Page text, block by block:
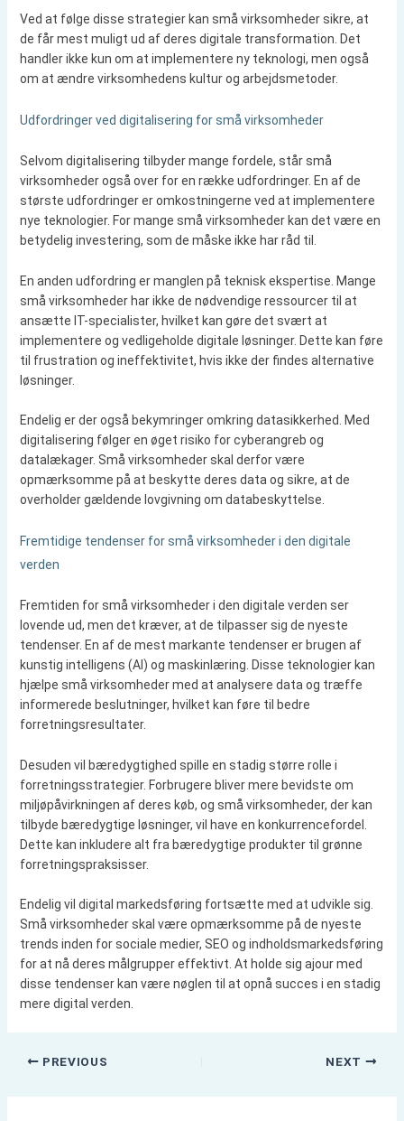
Ved at følge disse strategier kan små virksomheder sikre, at
de får mest muligt ud af deres digitale transformation. Det
handler ikke kun om at implementere ny teknologi, men også
om at ændre virksomhedens kultur og arbejdsmetoder.
Udfordringer ved digitalisering for små virksomheder
Selvom digitalisering tilbyder mange fordele, står små
virksomheder også over for en række udfordringer. En af de
største udfordringer er omkostningerne ved at implementere
nye teknologier. For mange små virksomheder kan det være en
betydelig investering, som de måske ikke har råd til.
En anden udfordring er manglen på teknisk ekspertise. Mange
små virksomheder har ikke de nødvendige ressourcer til at
ansætte IT-specialister, hvilket kan gøre det svært at
implementere og vedligeholde digitale løsninger. Dette kan føre
til frustration og ineffektivitet, hvis ikke der findes alternative
løsninger.
Endelig er der også bekymringer omkring datasikkerhed. Med
digitalisering følger en øget risiko for cyberangreb og
datalækager. Små virksomheder skal derfor være
opmærksomme på at beskytte deres data og sikre, at de
overholder gældende lovgivning om databeskyttelse.
Fremtidige tendenser for små virksomheder i den digitale
verden
Fremtiden for små virksomheder i den digitale verden ser
lovende ud, men det kræver, at de tilpasser sig de nyeste
tendenser. En af de mest markante tendenser er brugen af
kunstig intelligens (AI) og maskinlæring. Disse teknologier kan
hjælpe små virksomheder med at analysere data og træffe
informerede beslutninger, hvilket kan føre til bedre
forretningsresultater.
Desuden vil bæredygtighed spille en stadig større rolle i
forretningsstrategier. Forbrugere bliver mere bevidste om
miljøpåvirkningen af deres køb, og små virksomheder, der kan
tilbyde bæredygtige løsninger, vil have en konkurrencefordel.
Dette kan inkludere alt fra bæredygtige produkter til grønne
forretningspraksisser.
Endelig vil digital markedsføring fortsætte med at udvikle sig.
Små virksomheder skal være opmærksomme på de nyeste
trends inden for sociale medier, SEO og indholdsmarkedsføring
for at nå deres målgrupper effektivt. At holde sig ajour med
disse tendenser kan være nøglen til at opnå succes i en stadig
mere digital verden.
PREVIOUS NEXT